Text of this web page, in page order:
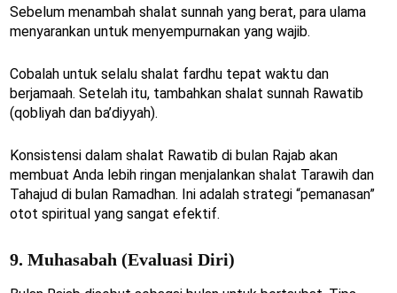
Sebelum menambah shalat sunnah yang berat, para ulama
menyarankan untuk menyempurnakan yang wajib.
Cobalah untuk selalu shalat fardhu tepat waktu dan
berjamaah. Setelah itu, tambahkan shalat sunnah Rawatib
(qobliyah dan ba’diyyah).
Konsistensi dalam shalat Rawatib di bulan Rajab akan
membuat Anda lebih ringan menjalankan shalat Tarawih dan
Tahajud di bulan Ramadhan. Ini adalah strategi “pemanasan”
otot spiritual yang sangat efektif.
9. Muhasabah (Evaluasi Diri)